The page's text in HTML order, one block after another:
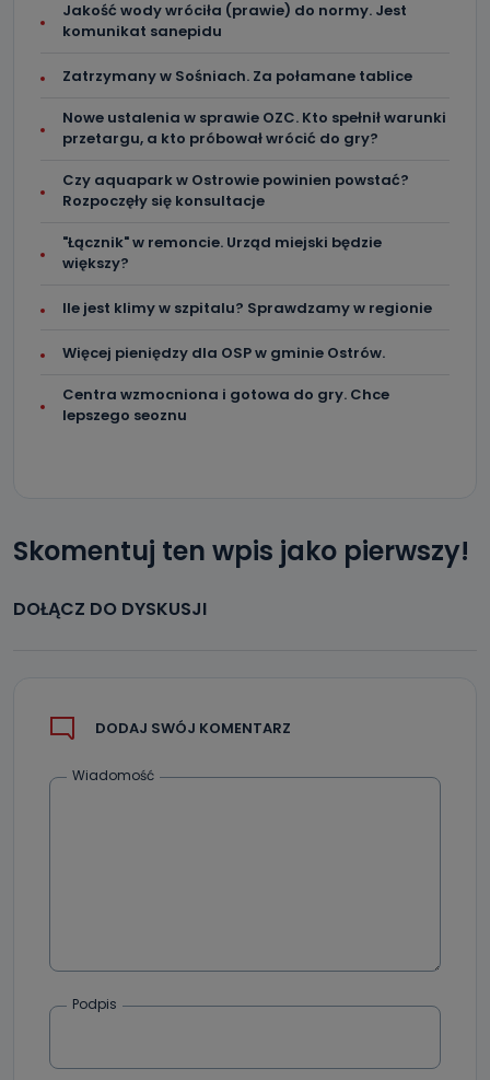
przekazanymi nam danymi?
mają Państwo prawo do żądania od Telewizji Kablowa
Pro-Art z siedzibą w miejscowości Ostrów Wielkopolski (63-
dotyczących Państwa oraz uzyskania ich kopii, a także
żądania ich sprostowania, usunięcia danych,
ograniczenia ich przetwarzania oraz prawo wniesienia
Do kiedy Państwa dane osobowe będą
przechowywane?
Do czasu wycofania zgody lub, jeśli dane będą
administratora – do momentu wniesienia sprzeciwu.
Jakie dane osobowe przetwarzamy?
dane, które pochodzą bezpośrednio od Państwa (lub
zostały przekazane w Państwa imieniu) lub dane osobowe,
które zostały zebrane ze źródeł publicznie dostępnych, w
Jak skontaktować się z inspektorem
danych osobowych?
Można to zrobić pod numerem telefonu 62 735-51-05 lub
e-mailowo pod adresem: poczta@tvproart.pl
Jakość wody wróciła (prawie) do normy. Jest
komunikat sanepidu
Zatrzymany w Sośniach. Za połamane tablice
Nowe ustalenia w sprawie OZC. Kto spełnił warunki
przetargu, a kto próbował wrócić do gry?
Czy aquapark w Ostrowie powinien powstać?
Rozpoczęły się konsultacje
"Łącznik" w remoncie. Urząd miejski będzie
większy?
Ile jest klimy w szpitalu? Sprawdzamy w regionie
Więcej pieniędzy dla OSP w gminie Ostrów.
Centra wzmocniona i gotowa do gry. Chce
lepszego seoznu
Skomentuj ten wpis jako pierwszy!
DOŁĄCZ DO DYSKUSJI
DODAJ SWÓJ KOMENTARZ
Wiadomość
Podpis